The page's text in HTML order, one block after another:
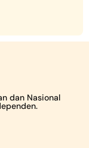
dan Nasional